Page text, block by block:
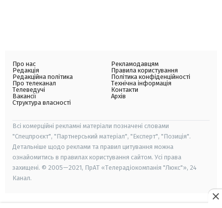
Про нас
Редакція
Редакційна політика
Про телеканал
Телеведучі
Вакансії
Структура власності
Рекламодавцям
Правила користування
Політика конфіденційності
Технічна інформація
Контакти
Архів
Всі комерційні рекламні матеріали позначені словами
"Спецпроєкт", "Партнерський матеріал", "Експерт", "Позиція".
Детальніше щодо реклами та правил цитування можна
ознайомитись в правилах користування сайтом. Усі права
захищені. © 2005—2021, ПрАТ «Телерадіокомпанія "Люкс"», 24
Канал.